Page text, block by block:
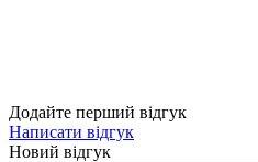
Додайте перший відгук
Написати відгук
Новий відгук